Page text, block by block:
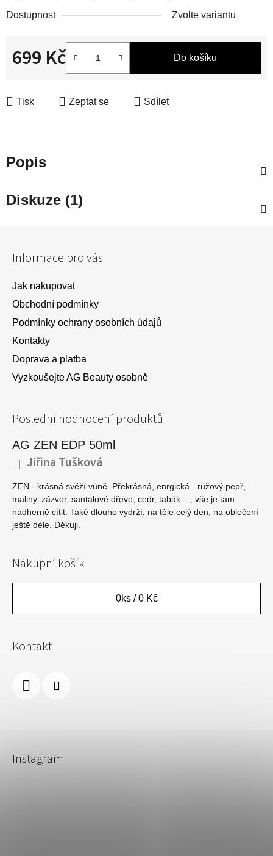
Dostupnost Zvolte variantu
699 Kč Do košíku
Tisk Zeptat se Sdílet
Popis
Diskuze (1)
Informace pro vás
Jak nakupovat
Obchodní podmínky
Podmínky ochrany osobních údajů
Kontakty
Doprava a platba
Vyzkoušejte AG Beauty osobně
Poslední hodnocení produktů
AG ZEN EDP 50ml
Hodnocení produktu je 5 z 5 hvězdiček.
Jiřina Tušková
ZEN - krásná svěží vůně. Překrásná, enrgická - růžový pepř,
maliny, zázvor, santalové dřevo, cedr, tabák ..., vše je tam
nádherně cítit. Také dlouho vydrží, na těle celý den, na oblečení
ještě déle. Děkuji.
Nákupní košík
0ks /0 Kč
Kontakt
Instagram